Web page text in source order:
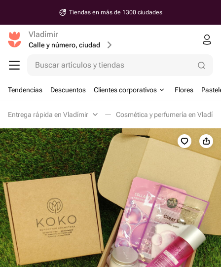
Tiendas en más de 1300 ciudades
Vladímir
Calle y número, ciudad
Buscar artículos y tiendas
Tendencias Descuentos Clientes corporativos Flores
Entrega rápida en Vladímir Cosmética y perfumería en